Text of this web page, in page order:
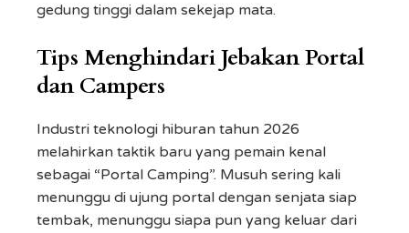
gedung tinggi dalam sekejap mata.
Tips Menghindari Jebakan Portal
dan Campers
Industri teknologi hiburan tahun 2026
melahirkan taktik baru yang pemain kenal
sebagai “Portal Camping”. Musuh sering kali
menunggu di ujung portal dengan senjata siap
tembak, menunggu siapa pun yang keluar dari